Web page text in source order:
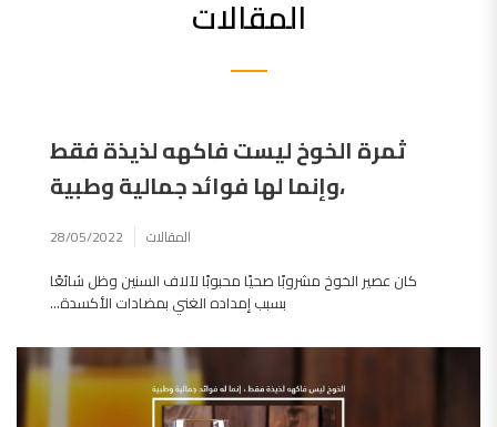
المقالات
ثمرة الخوخ ليست فاكهه لذيذة فقط
،وإنما لها فوائد جمالية وطبية
28/05/2022 المقالات
كان عصير الخوخ مشروبًا صحيًا محبوبًا لآلاف السنين وظل شائعًا
بسبب إمداده الغني بمضادات الأكسدة...